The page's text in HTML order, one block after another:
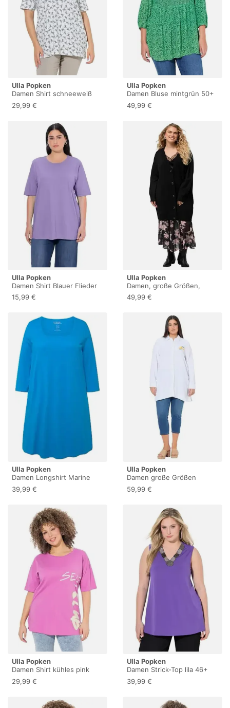
Ulla Popken
Damen Shirt schneeweiß
54+
29,99 €
Ulla Popken
Damen Bluse mintgrün 50+
49,99 €
Ulla Popken
Damen Shirt Blauer Flieder
46+
15,99 €
Ulla Popken
Damen, große Größen,
Strickjacke mit Knöpfen
49,99 €
Ulla Popken
Damen Longshirt Marine
46+
39,99 €
Ulla Popken
Damen große Größen
Übergrößen Plus Size Bluse,
A-Linie, Musselin, Stickerei
837856200-54+
59,99 €
Ulla Popken
Damen Shirt kühles pink
54+
29,99 €
Ulla Popken
Damen Strick-Top lila 46+
39,99 €